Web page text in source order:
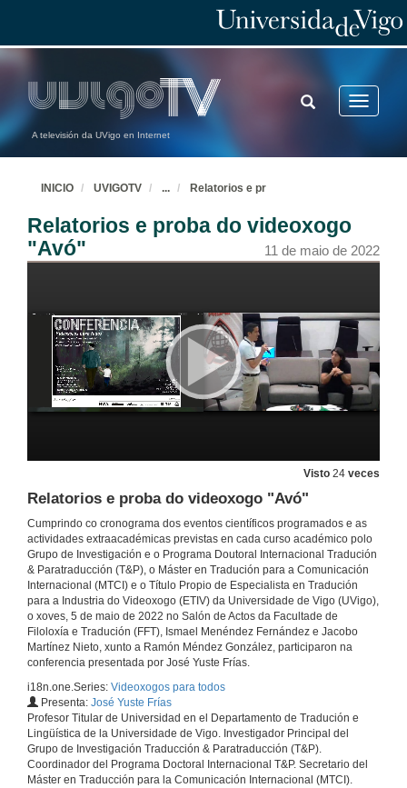
A televisión da UVigo en Internet
Toggle
TOGGLE
SEARCH
INICIO UVIGOTV ... Relatorios e pr
Relatorios e proba do videoxogo
"Avó"
11 de maio de 2022
Visto 24 veces
Relatorios e proba do videoxogo "Avó"
Cumprindo co cronograma dos eventos científicos programados e as
actividades extraacadémicas previstas en cada curso académico polo
Grupo de Investigación e o Programa Doutoral Internacional Tradución
& Paratraducción (T&P), o Máster en Tradución para a Comunicación
Internacional (MTCI) e o Título Propio de Especialista en Tradución
para a Industria do Videoxogo (ETIV) da Universidade de Vigo (UVigo),
o xoves, 5 de maio de 2022 no Salón de Actos da Facultade de
Filoloxía e Tradución (FFT), Ismael Menéndez Fernández e Jacobo
Martínez Nieto, xunto a Ramón Méndez González, participaron na
conferencia presentada por José Yuste Frías.
i18n.one.Series: Videoxogos para todos
Presenta: José Yuste Frías
Profesor Titular de Universidad en el Departamento de Tradución e
Lingüística de la Universidade de Vigo. Investigador Principal del
Grupo de Investigación Traducción & Paratraducción (T&P).
Coordinador del Programa Doctoral Internacional T&P. Secretario del
Máster en Traducción para la Comunicación Internacional (MTCI).